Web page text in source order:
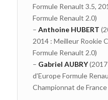
Formule Renault 3.5,
Formule Renault 2.0)
– Anthoine HUBERT
2014 : Meilleur Rookie
Formule Renault 2.0)
– Gabriel AUBRY(2017
d’Europe Formule
Championnat de France